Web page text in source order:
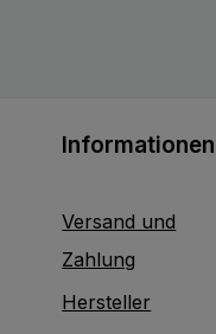
Informationen
Versand und
Zahlung
Hersteller